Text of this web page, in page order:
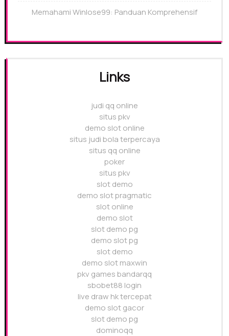
Memahami Winlose99: Panduan Komprehensif
Links
judi qq online
situs pkv
demo slot online
situs judi bola terpercaya
situs qq online
poker
situs pkv
slot demo
demo slot pragmatic
slot online
demo slot
slot demo pg
demo slot pg
slot demo
demo slot maxwin
pkv games bandarqq
sbobet88 login
live draw hk tercepat
demo slot gacor
slot demo pg
dominoqq